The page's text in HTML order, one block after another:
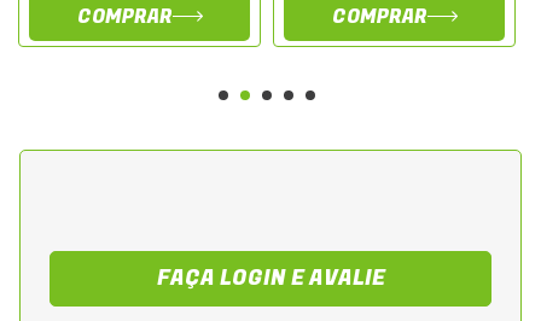
COMPRAR COMPRAR
FAÇA LOGIN E AVALIE